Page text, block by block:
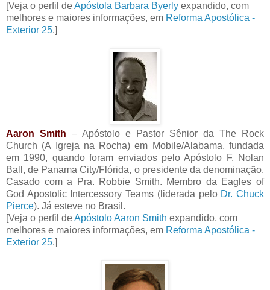
[Veja o perfil deApóstola Barbara Byerly expandido, com
melhores e maiores informações, em Reforma Apostólica -
Exterior 25.]
Aaron Smith – Apóstolo e Pastor Sênior da The Rock
Church (A Igreja na Rocha) em Mobile/Alabama, fundada
em 1990, quando foram enviados pelo Apóstolo F. Nolan
Ball, de Panama City/Flórida, o presidente da denominação.
Casado com a Pra. Robbie Smith. Membro da Eagles of
God Apostolic Intercessory Teams (liderada pelo Dr. Chuck
Pierce). Já esteve no Brasil.
[Veja o perfil deApóstolo Aaron Smith expandido, com
melhores e maiores informações, em Reforma Apostólica -
Exterior 25.]